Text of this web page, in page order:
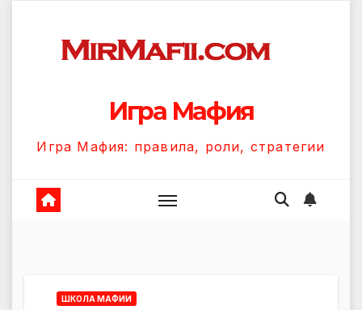
содержанию
Игра Мафия
Игра Мафия: правила, роли, стратегии
ШКОЛА МАФИИ